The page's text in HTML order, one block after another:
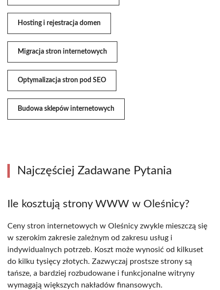
Hosting i rejestracja domen
Migracja stron internetowych
Optymalizacja stron pod SEO
Budowa sklepów internetowych
Najczęściej Zadawane Pytania
Ile kosztują strony WWW w Oleśnicy?
Ceny stron internetowych w Oleśnicy zwykle mieszczą się
w szerokim zakresie zależnym od zakresu usług i
indywidualnych potrzeb. Koszt może wynosić od kilkuset
do kilku tysięcy złotych. Zazwyczaj prostsze strony są
tańsze, a bardziej rozbudowane i funkcjonalne witryny
wymagają większych nakładów finansowych.